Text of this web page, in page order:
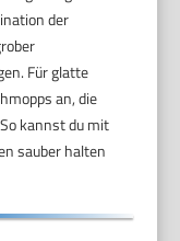
der
Für glatte
an, die
kannst du mit
sauber halten